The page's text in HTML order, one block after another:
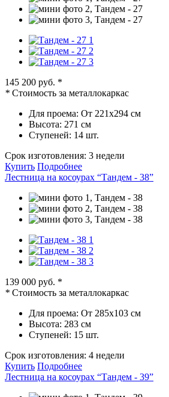
145 200 руб. *
* Стоимость за металлокаркас
Для проема: От 221х294 см
Высота: 271 см
Ступеней: 14 шт.
Срок изготовления: 3 недели
Купить Подробнее
Лестница на косоурах “Тандем - 38”
139 000 руб. *
* Стоимость за металлокаркас
Для проема: От 285х103 см
Высота: 283 см
Ступеней: 15 шт.
Срок изготовления: 4 недели
Купить Подробнее
Лестница на косоурах “Тандем - 39”